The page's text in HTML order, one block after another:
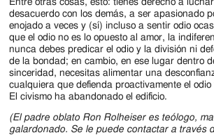
desacuerdo con los demás, a ser apasionado
enojado a veces y (sí) incluso a sentir odio
que el odio no es lo opuesto al amor, la
nunca debes predicar el odio y la división ni
de la bondad; en cambio, en ese lugar dentro
sinceridad, necesitas alimentar una
cualquiera que defienda proactivamente el
El civismo ha abandonado el edificio.
(El padre oblato Ron Rolheiser es teólogo,
galardonado. Se le puede contactar a través